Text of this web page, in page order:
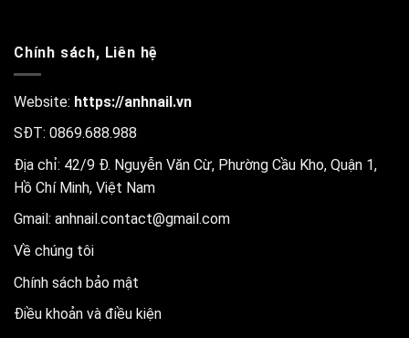
Chính sách, Liên hệ
Website: https://anhnail.vn
SĐT: 0869.688.988
Địa chỉ: 42/9 Đ. Nguyễn Văn Cừ, Phường Cầu Kho, Quận 1,
Hồ Chí Minh, Việt Nam
Gmail: anhnail.contact@gmail.com
Về chúng tôi
Chính sách bảo mật
Điều khoản và điều kiện